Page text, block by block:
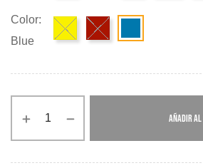
Color:
Blue
AÑADIR AL